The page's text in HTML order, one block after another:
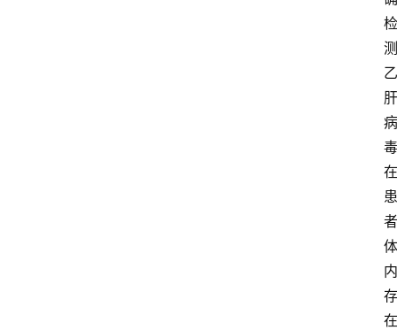
检
测
乙
肝
病
毒
在
患
者
体
内
存
在